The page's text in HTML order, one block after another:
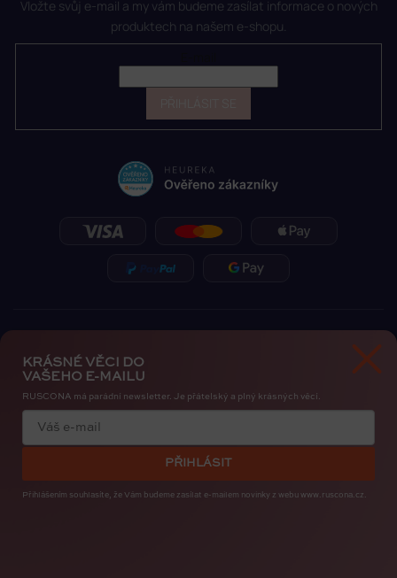
Vložte svůj e-mail a my vám budeme zasílat informace o nových
produktech na našem e-shopu.
Zásady ochrany osobních údajůCookies
Copyright 2026RUSCONA Česko. Všechna práva vyhrazena.
Upravit nastavení cookies
KRÁSNÉ VĚCI DO
VAŠEHO E-MAILU
RUSCONA má parádní newsletter. Je přátelský a plný krásných věcí.
PŘIHLÁSIT
Přihlášením souhlasíte, že Vám budeme zasílat e-mailem novinky z webu www.ruscona.cz.